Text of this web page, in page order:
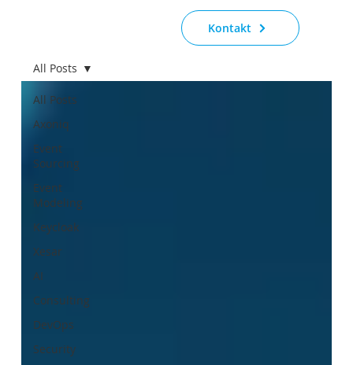
Kontakt
All Posts
Axoniq
Event
Sourcing
Event
Modeling
Keycloak
Xesar
AI
Consulting
DevOps
Security
All Posts